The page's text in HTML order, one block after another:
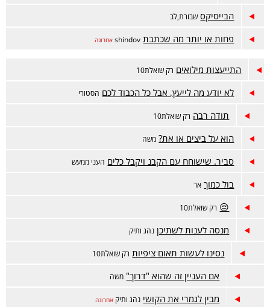
הבייסיקס שבורת,לב
פחות או יותר מה שכתבת shindov אחרונה
התייעצות מילואים רק שואלת10
לא יודע מה לייעץ, אבל כל הכבוד לכם הסטורי
תודה רבה רק שואלת10
הוא על ביצים או את? משה
סביר. שישוחח עם הקבנ ויקבל כלים העני ממעש
בול כמוך אר
😔 רק שואלת10
מנסה לענות לשתיכן נהג ותיק
נסינו לעשות תאום ציפיות רק שואלת10
אם העניין זה שהוא "דרוך" משה
מבין לגמרי את הקושי נהג ותיק אחרונה